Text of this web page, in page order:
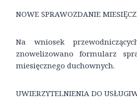
NOWE SPRAWOZDANIE
Na wniosek
znowelizowano formularz
miesięcznego duchownych.
UWIERZYTELNIENIA DO